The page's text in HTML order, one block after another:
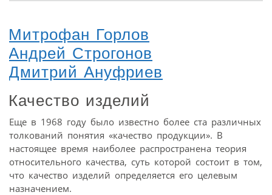
Митрофан Горлов
Андрей Строгонов
Дмитрий Ануфриев
Качество изделий
Еще в 1968 году было известно более ста различных
толкований понятия «качество продукции». В
настоящее время наиболее распространена теория
относительного качества, суть которой состоит в том,
что качество изделий определяется его целевым
назначением.